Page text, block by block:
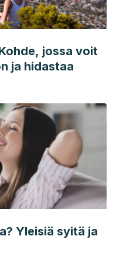
PMC3225890/
JM, Sanchez-Gomez
nutrientes en
jossa voit
ja hidastaa
Yleisiä syitä ja